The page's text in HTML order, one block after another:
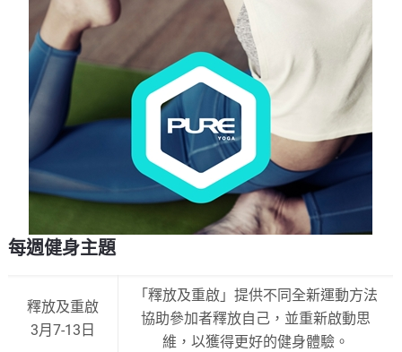
每週健身主題
釋放及重啟
3月7-13日
「釋放及重啟」提供不同全新運動方法
協助參加者釋放自己，並重新啟動思
維，以獲得更好的健身體驗。